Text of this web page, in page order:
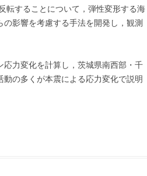
転することについて，弾性変形する海
影響を考慮する手法を開発し，観測
力変化を計算し，茨城県南西部・千
の多くが本震による応力変化で説明